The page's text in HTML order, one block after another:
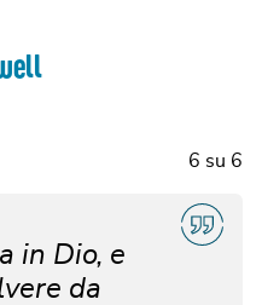
6 su 6
in Dio, e
da